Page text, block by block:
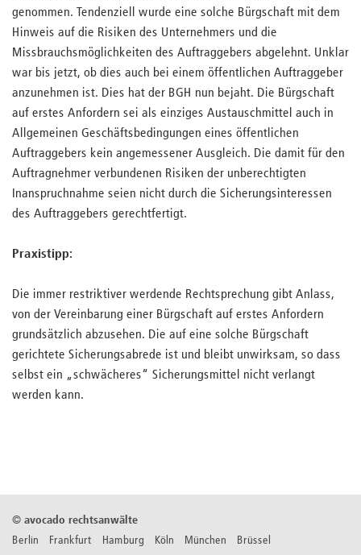
genommen. Tendenziell wurde eine solche Bürgschaft mit dem
Hinweis auf die Risiken des Unternehmers und die
Missbrauchsmöglichkeiten des Auftraggebers abgelehnt. Unklar
war bis jetzt, ob dies auch bei einem öffentlichen Auftraggeber
anzunehmen ist. Dies hat der BGH nun bejaht. Die Bürgschaft
auf erstes Anfordern sei als einziges Austauschmittel auch in
Allgemeinen Geschäftsbedingungen eines öffentlichen
Auftraggebers kein angemessener Ausgleich. Die damit für den
Auftragnehmer verbundenen Risiken der unberechtigten
Inanspruchnahme seien nicht durch die Sicherungsinteressen
des Auftraggebers gerechtfertigt.
Praxistipp:
Die immer restriktiver werdende Rechtsprechung gibt Anlass,
von der Vereinbarung einer Bürgschaft auf erstes Anfordern
grundsätzlich abzusehen. Die auf eine solche Bürgschaft
gerichtete Sicherungsabrede ist und bleibt unwirksam, so dass
selbst ein „schwächeres“ Sicherungsmittel nicht verlangt
werden kann.
© avocado rechtsanwälte
Berlin Frankfurt Hamburg Köln München Brüssel